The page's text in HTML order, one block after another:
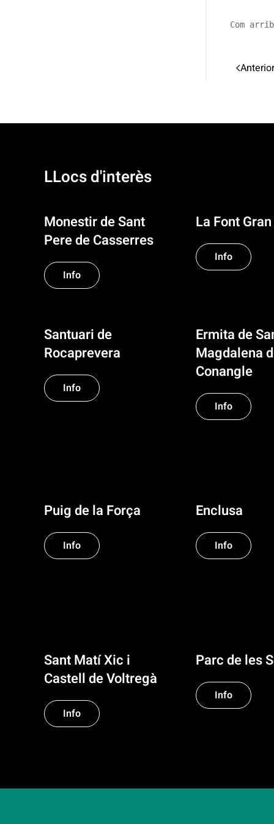
Com
Anterior
LLocs d'interès
Monestir de Sant
Pere de Casserres
Info
La Font Gran
Info
Santuari de
Rocaprevera
Info
Ermita de
Magdalena
Conangle
Info
Puig de la Força
Info
Enclusa
Info
Sant Matí Xic i
Castell de Voltregà
Info
Parc de les
Info